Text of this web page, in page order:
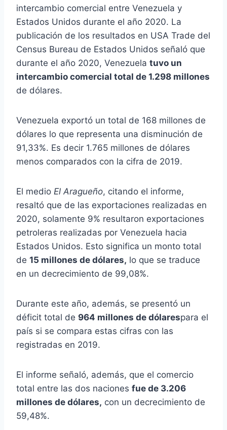
intercambio comercial entre Venezuela y
Estados Unidos durante el año 2020. La
publicación de los resultados en USA Trade del
Census Bureau de Estados Unidos señaló que
durante el año 2020, Venezuela tuvo un
intercambio comercial total de 1.298 millones
de dólares.
Venezuela exportó un total de 168 millones de
dólares lo que representa una disminución de
91,33%. Es decir 1.765 millones de dólares
menos comparados con la cifra de 2019.
El medio El Aragueño, citando el informe,
resaltó que de las exportaciones realizadas en
2020, solamente 9% resultaron exportaciones
petroleras realizadas por Venezuela hacia
Estados Unidos. Esto significa un monto total
de 15 millones de dólares, lo que se traduce
en un decrecimiento de 99,08%.
Durante este año, además, se presentó un
déficit total de 964 millones de dólarespara el
país si se compara estas cifras con las
registradas en 2019.
El informe señaló, además, que el comercio
total entre las dos naciones fue de 3.206
millones de dólares, con un decrecimiento de
59,48%.